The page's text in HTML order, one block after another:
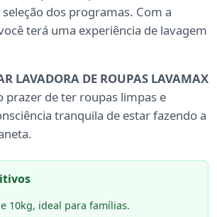
dos programas. Com a
terá uma experiência de lavagem
LAVADORA DE ROUPAS LAVAMAX
prazer de ter roupas limpas e
tranquila de estar fazendo a
10kg, ideal para famílias.